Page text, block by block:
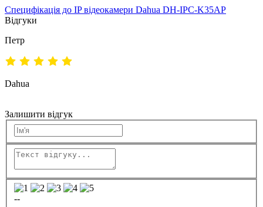
Специфікація до IP відеокамери Dahua DH-IPC-K35AP
Відгуки
Петр
Dahua
Залишити відгук
--